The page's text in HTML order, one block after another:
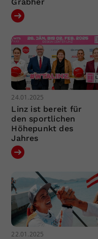
24.01.2025
Linz ist bereit für
den sportlichen
Höhepunkt des
Jahres
22.01.2025